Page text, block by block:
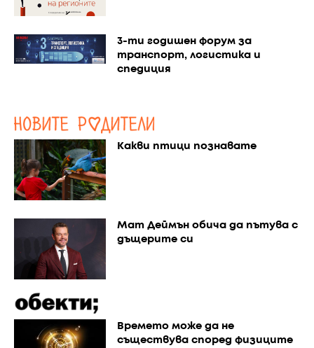
3-ти годишен форум за
транспорт, логистика и
спедиция
Какви птици познавате
Мат Деймън обича да пътува с
дъщерите си
Времето може да не
съществува според физиците